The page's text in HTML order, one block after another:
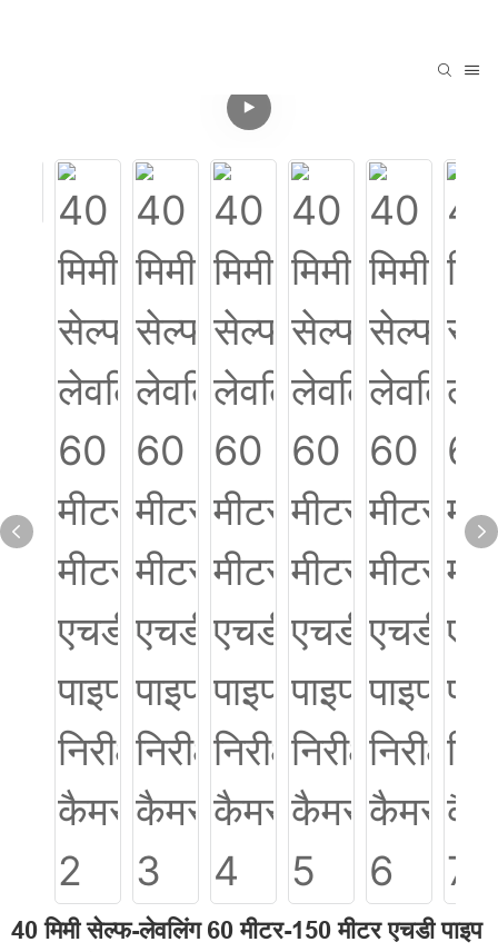
40 मिमी सेल्फ-लेवलिंग 60 मीटर-150 मीटर एचडी पाइप